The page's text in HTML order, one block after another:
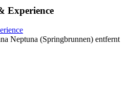
Experience
Neptuna (Springbrunnen) entfernt